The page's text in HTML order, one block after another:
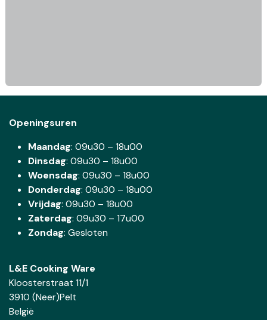
Openingsuren
Maandag: 09u30 – 18u00
Dinsdag: 09u30 – 18u00
Woensdag: 09u30 – 18u00
Donderdag: 09u30 – 18u00
Vrijdag: 09u30 – 18u00
Zaterdag: 09u30 – 17u00
Zondag: Gesloten
L&E Cooking Ware
Kloosterstraat 11/1
3910 (Neer)Pelt
België